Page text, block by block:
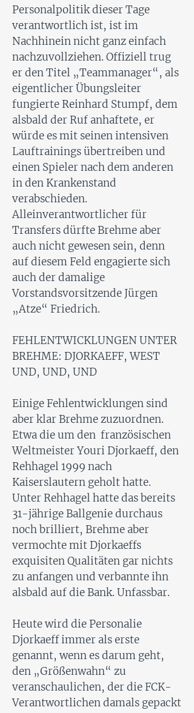
Personalpolitik dieser Tage
verantwortlich ist, ist im
Nachhinein nicht ganz einfach
nachzuvollziehen. Offiziell trug
er den Titel „Teammanager“, als
eigentlicher Übungsleiter
fungierte Reinhard Stumpf, dem
alsbald der Ruf anhaftete, er
würde es mit seinen intensiven
Lauftrainings übertreiben und
einen Spieler nach dem anderen
in den Krankenstand
verabschieden.
Alleinverantwortlicher für
Transfers dürfte Brehme aber
auch nicht gewesen sein, denn
auf diesem Feld engagierte sich
auch der damalige
Vorstandsvorsitzende Jürgen
„Atze“ Friedrich.
FEHLENTWICKLUNGEN UNTER
BREHME: DJORKAEFF, WEST
UND, UND, UND
Einige Fehlentwicklungen sind
aber klar Brehme zuzuordnen.
Etwa die um den französischen
Weltmeister Youri Djorkaeff, den
Rehhagel 1999 nach
Kaiserslautern geholt hatte.
Unter Rehhagel hatte das bereits
31-jährige Ballgenie durchaus
noch brilliert, Brehme aber
vermochte mit Djorkaeffs
exquisiten Qualitäten gar nichts
zu anfangen und verbannte ihn
alsbald auf die Bank. Unfassbar.
Heute wird die Personalie
Djorkaeff immer als erste
genannt, wenn es darum geht,
den „Größenwahn“ zu
veranschaulichen, der die FCK-
Verantwortlichen damals gepackt